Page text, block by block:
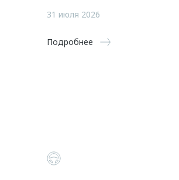
31 июля 2026
Подробнее